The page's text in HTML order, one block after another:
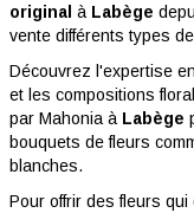
original à Labège
vente différents types
Découvrez l'expertise en
et les compositions
par Mahonia à Labège
bouquets de fleurs
blanches.
Pour offrir des fleurs